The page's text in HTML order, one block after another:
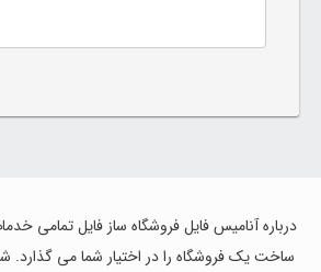
درباره آنامیس فایل فروشگاه ساز فایل تمامی
ساخت یک فروشگاه را در اختیار شما می گذارد.